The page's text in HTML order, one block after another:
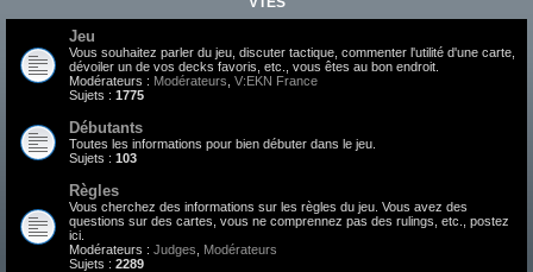
Jeu
Vous souhaitez parler du jeu, discuter tactique, commenter l'utilité d'une carte,
dévoiler un de vos decks favoris, etc., vous êtes au bon endroit.
Modérateurs : Modérateurs V:EKN France
Sujets : 1775
Débutants
Toutes les informations pour bien débuter dans le jeu.
Sujets : 103
Règles
Vous cherchez des informations sur les règles du jeu. Vous avez des
questions sur des cartes, vous ne comprennez pas des rulings, etc., postez
ici.
Modérateurs : Judges
Modérateurs
Sujets : 2289